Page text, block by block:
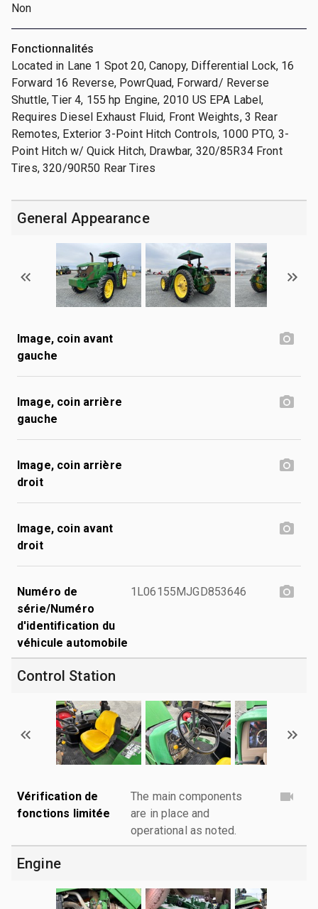
Non
Fonctionnalités
Located in Lane 1 Spot 20, Canopy, Differential Lock, 16
Forward 16 Reverse, PowrQuad, Forward/ Reverse
Shuttle, Tier 4, 155 hp Engine, 2010 US EPA Label,
Requires Diesel Exhaust Fluid, Front Weights, 3 Rear
Remotes, Exterior 3-Point Hitch Controls, 1000 PTO, 3-
Point Hitch w/ Quick Hitch, Drawbar, 320/85R34 Front
Tires, 320/90R50 Rear Tires
General Appearance
Image, coin avant
gauche
Image, coin arrière
gauche
Image, coin arrière
droit
Image, coin avant
droit
Numéro de
série/Numéro
d'identification du
véhicule automobile
1L06155MJGD853646
Control Station
Vérification de
fonctions limitée
The main components
are in place and
operational as noted.
Engine